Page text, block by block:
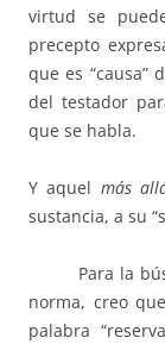
virtud se
precepto
que es “causa”
del testador
que se habla.
Y aquel más
sustancia, a su
Para la
norma, creo
palabra